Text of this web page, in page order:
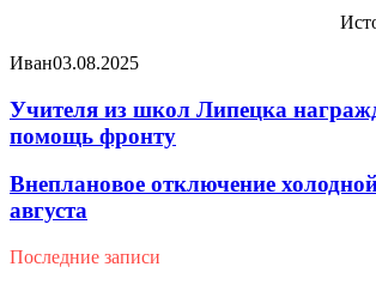
Иван03.08.2025
Учителя из школ Липецка
помощь фронту
Внеплановое отключение
августа
Последние записи